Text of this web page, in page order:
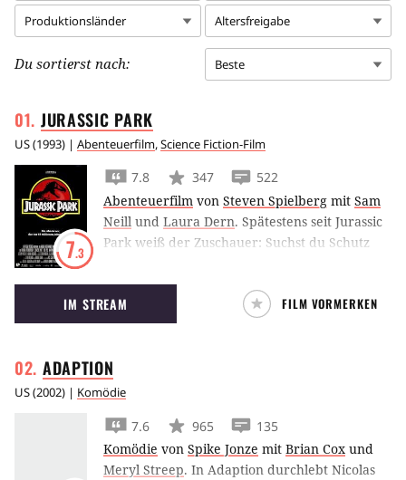
Produktionsländer Altersfreigabe
Du sortierst nach: Beste
JURASSIC PARK
US(1993) | Abenteuerfilm,Science Fiction-Film
7.3
7.8 347
522
Abenteuerfilm von Steven Spielberg mit Sam
Neill und Laura Dern. Spätestens seit Jurassic
Park weiß der Zuschauer: Suchst du Schutz
unbedingt das Klo.
IM STREAM FILM VORMERKEN
ADAPTION
US(2002) | Komödie
7.6 965
135
Komödie von Spike Jonze mit Brian Cox und
Meryl Streep. In Adaption durchlebt Nicolas